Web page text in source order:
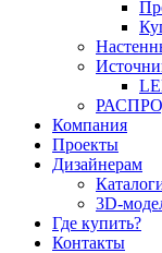
Компания
Проекты
Дизайнерам
3D-
Где купить?
Контакты